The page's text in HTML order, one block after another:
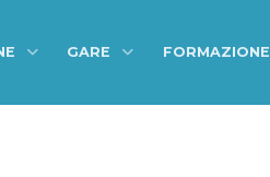
GARE FORMAZIONE